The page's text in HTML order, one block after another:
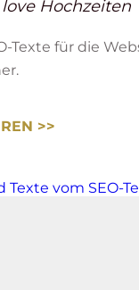
Hochzeiten
Texte für die
>>